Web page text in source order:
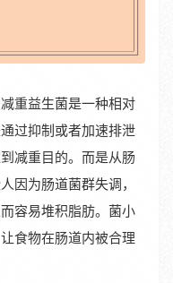
重益生菌是一种相对
过抑制或者加速排泄
减重目的。而是从肠
因为肠道菌群失调，
容易堆积脂肪。菌小
食物在肠道内被合理